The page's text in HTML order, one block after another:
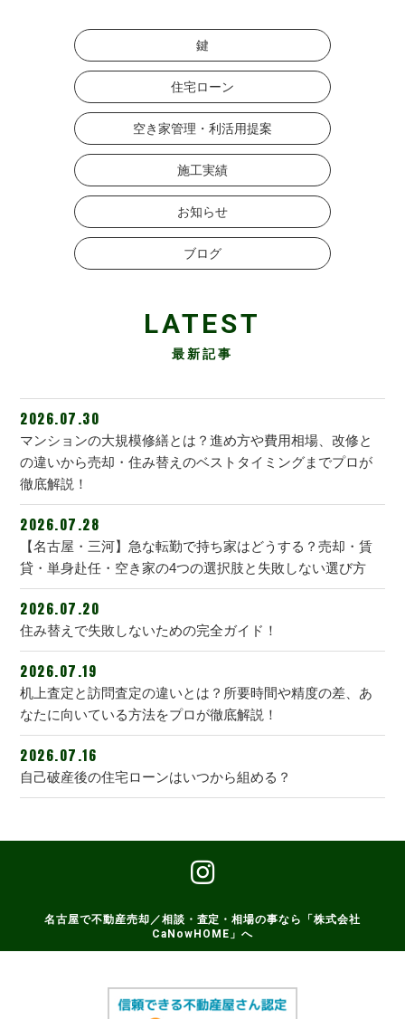
鍵
住宅ローン
空き家管理・利活用提案
施工実績
お知らせ
ブログ
LATEST
最新記事
2026.07.30
マンションの大規模修繕とは？進め方や費用相場、改修と
の違いから売却・住み替えのベストタイミングまでプロが
徹底解説！
2026.07.28
【名古屋・三河】急な転勤で持ち家はどうする？売却・賃
貸・単身赴任・空き家の4つの選択肢と失敗しない選び方
2026.07.20
住み替えで失敗しないための完全ガイド！
2026.07.19
机上査定と訪問査定の違いとは？所要時間や精度の差、あ
なたに向いている方法をプロが徹底解説！
2026.07.16
自己破産後の住宅ローンはいつから組める？
名古屋で不動産売却／相談・査定・相場の事なら「株式会社
CaNowHOME」へ